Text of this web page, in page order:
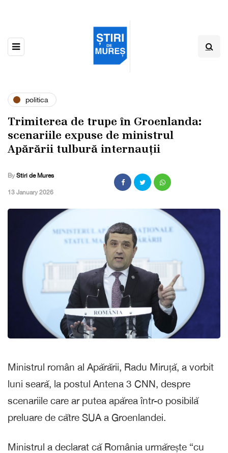
politica
Trimiterea de trupe în Groenlanda:
scenariile expuse de ministrul
Apărării tulbură internauții
By Stiri de Mures
,13 January 2026
Ministrul român al Apărării, Radu Miruță, a vorbit
luni seară, la postul Antena 3 CNN, despre
scenariile care ar putea apărea într-o posibilă
preluare de către SUA a Groenlandei.
Ministrul a declarat că România urmărește “cu